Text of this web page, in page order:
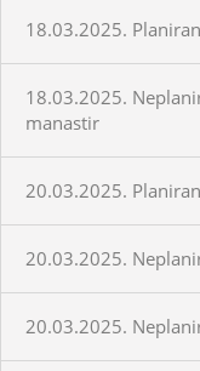
18.03.2025.
18.03.2025.
manastir
20.03.2025.
20.03.2025.
20.03.2025.